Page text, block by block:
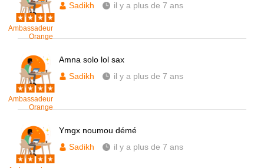
Ambassadeur
Orange
Sadikh
il y a plus de 7 ans
Ambassadeur
Orange
Amna solo lol sax
Sadikh
il y a plus de 7 ans
Ymgx noumou démé
Sadikh
il y a plus de 7 ans